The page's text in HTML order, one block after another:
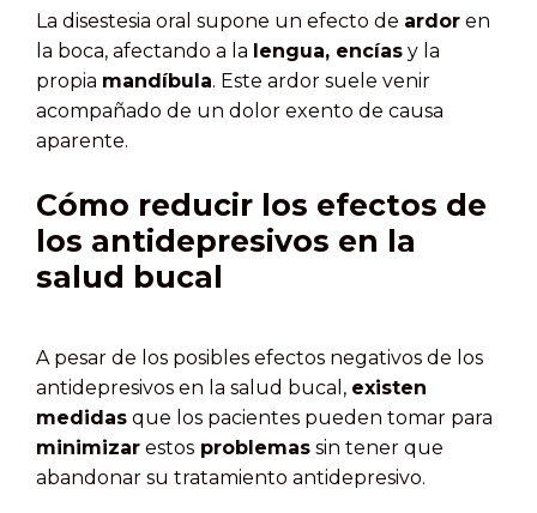
La disestesia oral supone un efecto de ardor en
la boca, afectando a la lengua, encías y la
propia mandíbula. Este ardor suele venir
acompañado de un dolor exento de causa
aparente.
Cómo reducir los efectos de
los antidepresivos en la
salud bucal
A pesar de los posibles efectos negativos de los
antidepresivos en la salud bucal, existen
medidas que los pacientes pueden tomar para
minimizar estos problemas sin tener que
abandonar su tratamiento antidepresivo.